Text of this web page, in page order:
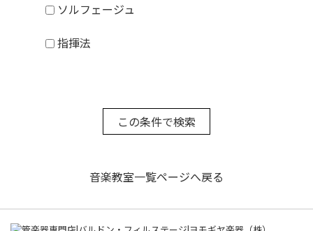
ソルフェージュ
指揮法
音楽教室一覧ページへ戻る